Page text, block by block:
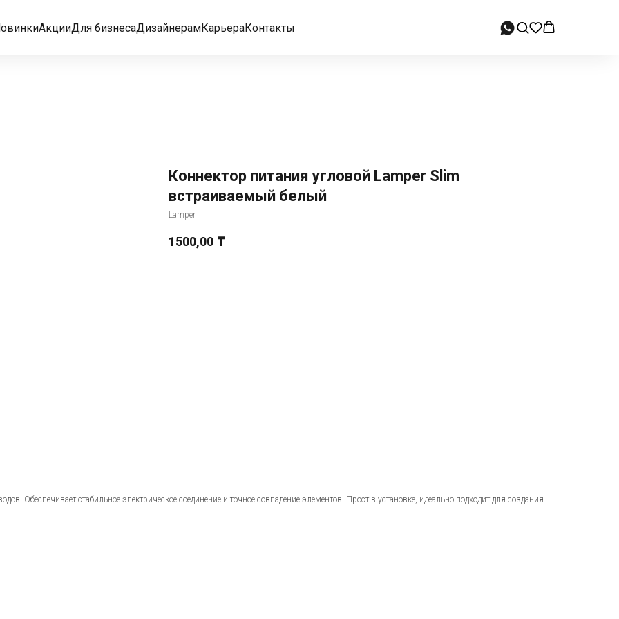
АкцииДля бизнесаДизайнерамКарьераКонтакты
Коннектор питания угловой Lamper Slim
встраиваемый белый
Lamper
1500,00 ₸
Обеспечивает стабильное электрическое соединение и точное совпадение элементов. Прост в установке, идеально подходит для создания